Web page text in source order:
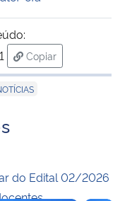
Copiar
para área de
do Edital 02/2026